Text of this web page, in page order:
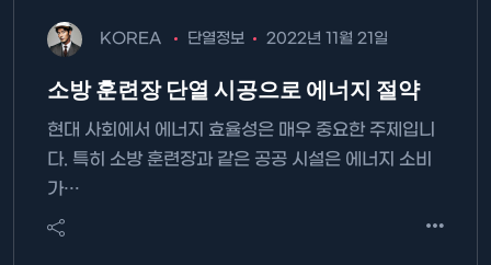
KOREA 단열정보 2022년 11월 21일
소방 훈련장 단열 시공으로 에너지 절약
현대 사회에서 에너지 효율성은 매우 중요한 주제입니
다. 특히 소방 훈련장과 같은 공공 시설은 에너지 소비
가…